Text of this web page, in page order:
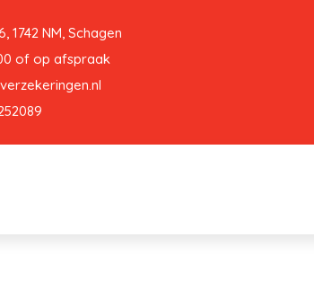
1742 NM, Schagen
of op afspraak